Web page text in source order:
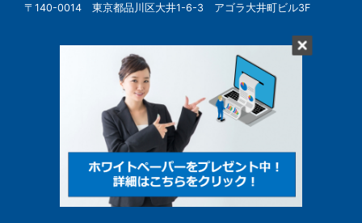
〒140-0014 東京都品川区大井1-6-3 アゴラ大井町ビル3F